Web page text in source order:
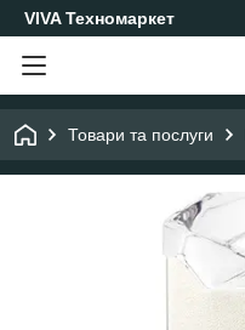
VIVA Техномаркет
Товари та послуги